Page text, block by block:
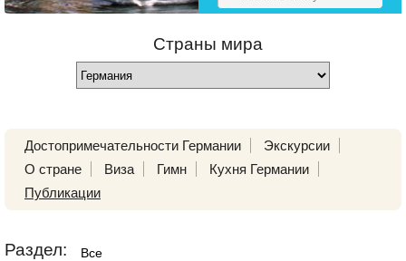
Страны мира
Достопримечательности Германии
Экскурсии
О стране
Виза Гимн
Кухня Германии
Публикации
Раздел: Все